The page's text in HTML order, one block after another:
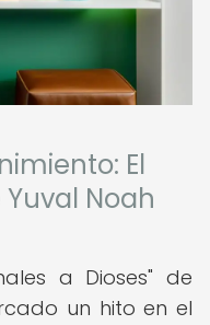
El
Yuval Noah
a Dioses" de
un hito en el